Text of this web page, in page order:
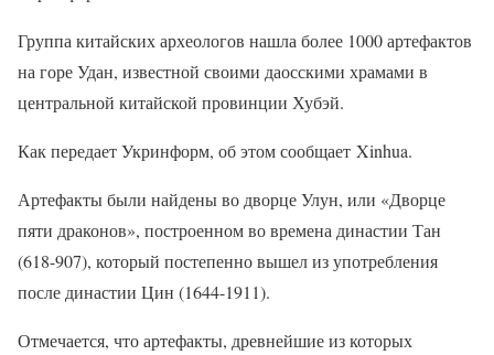
Группа китайских археологов нашла более 1000 артефактов
на горе Удан, известной своими даосскими храмами в
центральной китайской провинции Хубэй.
Как передает Укринформ, об этом сообщает Xinhua.
Артефакты были найдены во дворце Улун, или «Дворце
пяти драконов», построенном во времена династии Тан
(618-907), который постепенно вышел из употребления
после династии Цин (1644-1911).
Отмечается, что артефакты, древнейшие из которых